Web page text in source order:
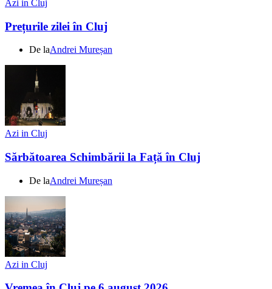
Azi in Cluj
Prețurile zilei în Cluj
De laAndrei Mureșan
Azi in Cluj
Sărbătoarea Schimbării la Față în Cluj
De laAndrei Mureșan
Azi in Cluj